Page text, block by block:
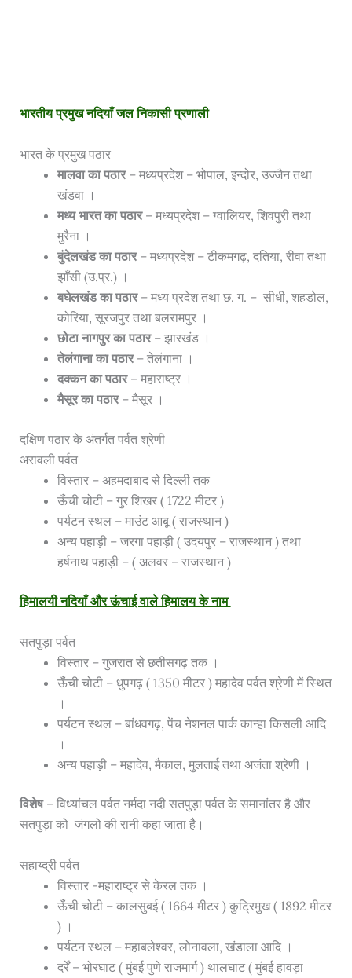
भारतीय प्रमुख नदियाँ जल निकासी प्रणाली
भारत के प्रमुख पठार
मालवा का पठार– मध्यप्रदेश – भोपाल, इन्दोर, उज्जैन तथा
खंडवा ।
मध्य भारत का पठार– मध्यप्रदेश – ग्वालियर, शिवपुरी तथा
मुरैना ।
बुंदेलखंड का पठार– मध्यप्रदेश – टीकमगढ़, दतिया, रीवा तथा
झाँसी (उ.प्र.) ।
बघेलखंड का पठार– मध्य प्रदेश तथा छ. ग. – सीधी, शहडोल,
कोरिया, सूरजपुर तथा बलरामपुर ।
छोटा नागपुर का पठार– झारखंड ।
तेलंगाना का पठार– तेलंगाना ।
दक्कन का पठार– महाराष्ट्र ।
मैसूर का पठार– मैसूर ।
दक्षिण पठार के अंतर्गत पर्वत श्रेणी
अरावली पर्वत
विस्तार – अहमदाबाद से दिल्ली तक
ऊँची चोटी – गुर शिखर ( 1722 मीटर )
पर्यटन स्थल – माउंट आबू ( राजस्थान )
अन्य पहाड़ी – जरगा पहाड़ी ( उदयपुर – राजस्थान ) तथा
हर्षनाथ पहाड़ी – ( अलवर – राजस्थान )
हिमालयी नदियाँ और ऊंचाई वाले हिमालय के नाम
सतपुड़ा पर्वत
विस्तार – गुजरात से छतीसगढ़ तक ।
ऊँची चोटी – धुपगढ़ ( 1350 मीटर ) महादेव पर्वत श्रेणी में स्थित
।
पर्यटन स्थल – बांधवगढ़, पेंच नेशनल पार्क कान्हा किसली आदि
।
अन्य पहाड़ी – महादेव, मैकाल, मुलताई तथा अजंता श्रेणी ।
विशेष– विध्यांचल पर्वत नर्मदा नदी सतपुड़ा पर्वत के समानांतर है और
सतपुड़ा को जंगलो की रानी कहा जाता है।
सहाय्द्री पर्वत
विस्तार -महाराष्ट्र से केरल तक ।
ऊँची चोटी – कालसुबई ( 1664 मीटर ) कुट्रिमुख ( 1892 मीटर
) ।
पर्यटन स्थल – महाबलेश्वर, लोनावला, खंडाला आदि ।
दर्रें – भोरघाट ( मुंबई पुणे राजमार्ग ) थालघाट ( मुंबई हावड़ा